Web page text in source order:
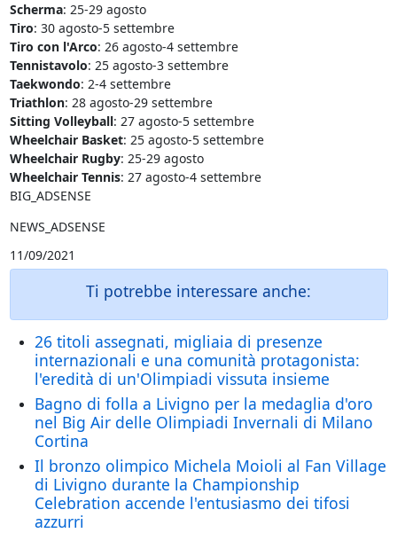
Scherma: 25-29 agosto
Tiro: 30 agosto-5 settembre
Tiro con l'Arco: 26 agosto-4 settembre
Tennistavolo: 25 agosto-3 settembre
Taekwondo: 2-4 settembre
Triathlon: 28 agosto-29 settembre
Sitting Volleyball: 27 agosto-5 settembre
Wheelchair Basket: 25 agosto-5 settembre
Wheelchair Rugby: 25-29 agosto
Wheelchair Tennis: 27 agosto-4 settembre
BIG_ADSENSE
NEWS_ADSENSE
11/09/2021
Ti potrebbe interessare anche:
26 titoli assegnati, migliaia di presenze
internazionali e una comunità protagonista:
l'eredità di un'Olimpiadi vissuta insieme
Bagno di folla a Livigno per la medaglia d'oro
nel Big Air delle Olimpiadi Invernali di Milano
Cortina
Il bronzo olimpico Michela Moioli al Fan Village
di Livigno durante la Championship
Celebration accende l'entusiasmo dei tifosi
azzurri